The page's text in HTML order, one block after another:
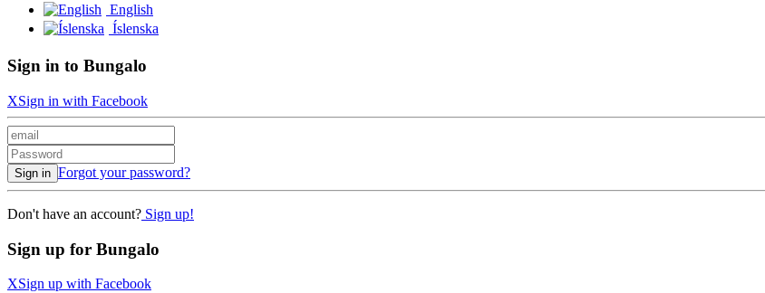
English
Íslenska
Sign in to Bungalo
XSign in with Facebook
Sign in Forgot your password?
Don't have an account? Sign up!
Sign up for Bungalo
XSign up with Facebook